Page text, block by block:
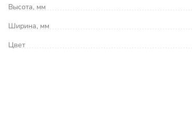
Высота, мм
Ширина, мм
Цвет